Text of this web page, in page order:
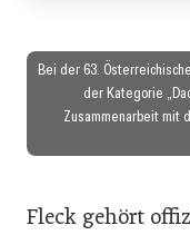
Bei der 63.
der Kategorie
Zusammenarbeit mit
Fleck gehört